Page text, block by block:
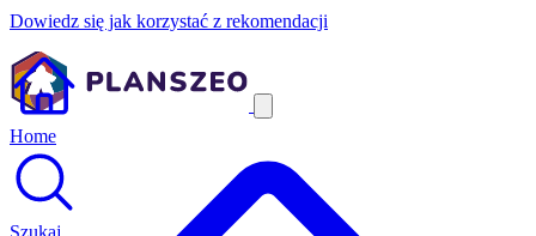
Dowiedz się jak korzystać z rekomendacji
Home
Szukaj